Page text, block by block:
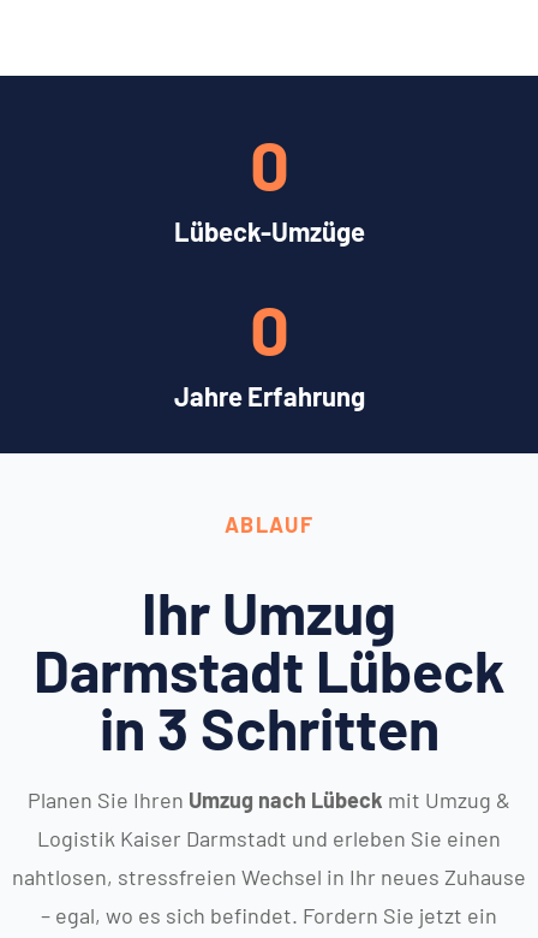
Lübeck-Umzüge
0
Jahre Erfahrung
0
ABLAUF
Ihr Umzug
Darmstadt Lübeck
in 3 Schritten
Planen Sie Ihren Umzug nach Lübeck mit Umzug &
Logistik Kaiser Darmstadt und erleben Sie einen
nahtlosen, stressfreien Wechsel in Ihr neues Zuhause
– egal, wo es sich befindet. Fordern Sie jetzt ein